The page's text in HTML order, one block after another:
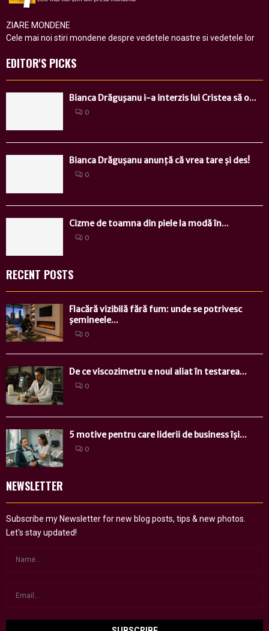
ZIARE MONDENE
Cele mai noi stiri mondene despre vedetele noastre si vedetele lor
EDITOR'S PICKS
Bianca Drăguşanu i-a interzis lui Cristea să o...
0
Bianca Drăgușanu anunță că vrea tare și des!
0
Cizme de toamna din piele la modă în...
0
RECENT POSTS
Flacără vizibilă fără fum: unde se potrivesc
șemineele...
0
De ce viscozimetru e noul aliat în testarea...
0
5 motive pentru care liderii de business își...
0
NEWSLETTER
Subscribe my Newsletter for new blog posts, tips & new photos.
Let's stay updated!